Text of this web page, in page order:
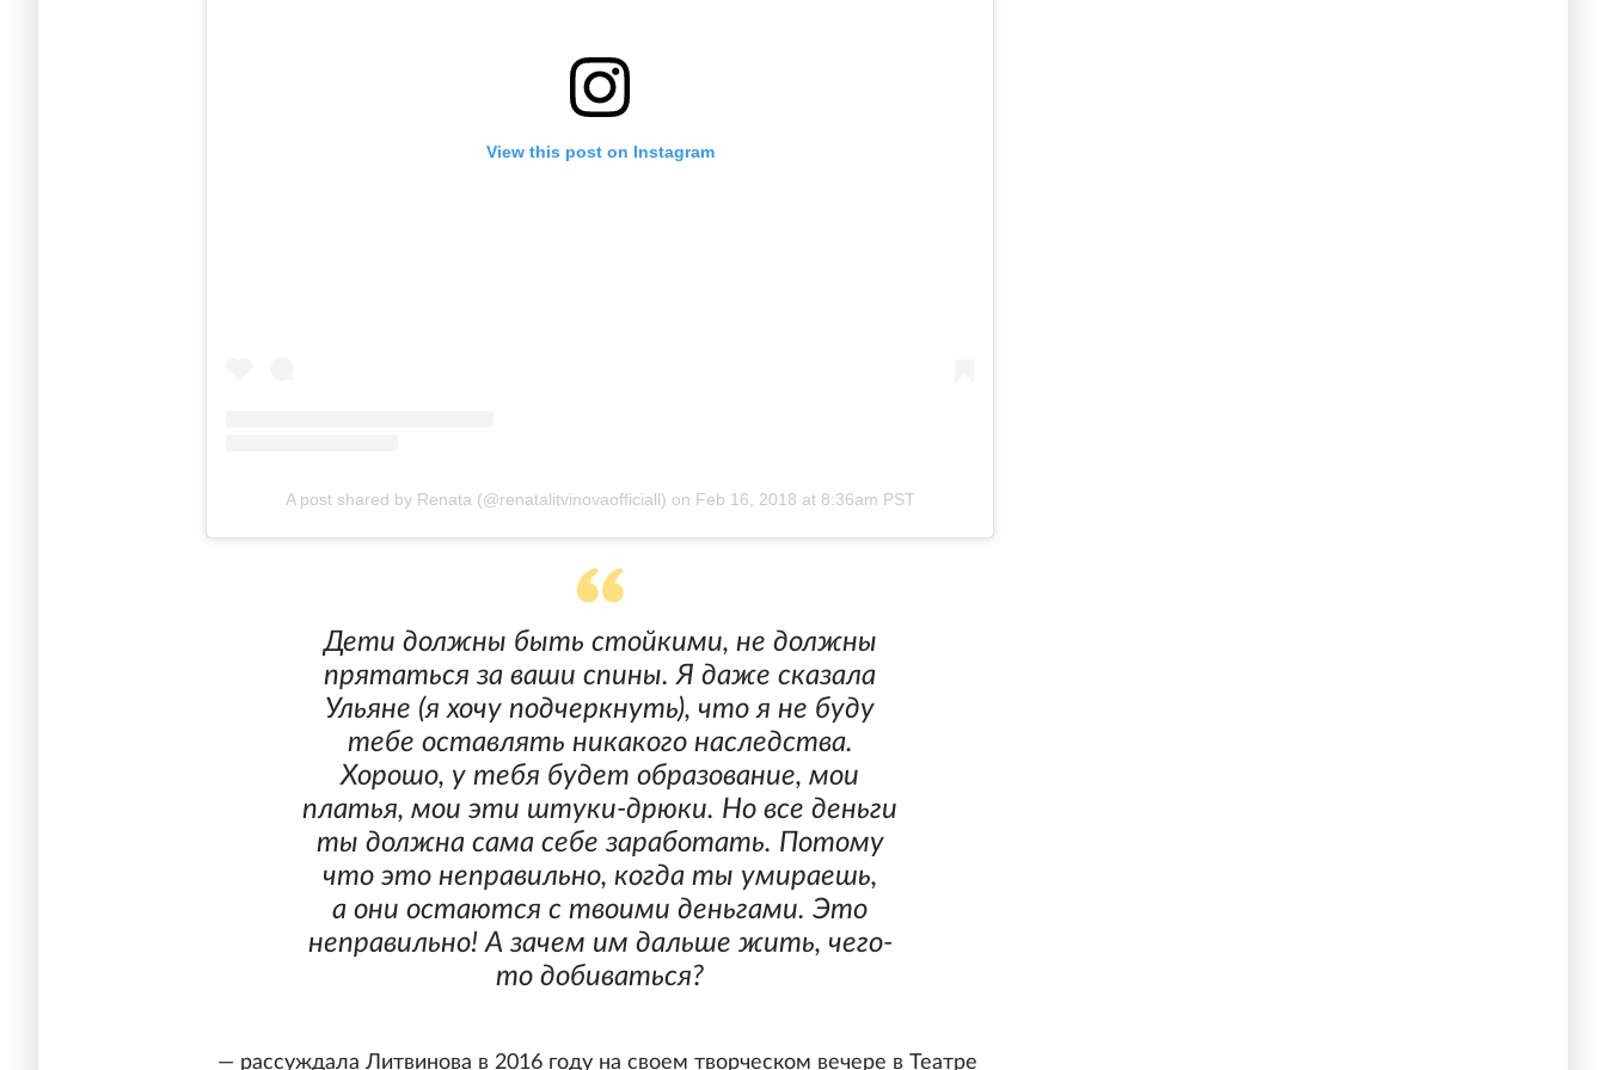
View this post on Instagram
A post shared by Renata (@renatalitvinovaofficiall) on Feb 16, 2018 at 8:36am PST
Дети должны быть стойкими, не должны
прятаться за ваши спины. Я даже сказала
Ульяне (я хочу подчеркнуть), что я не буду
тебе оставлять никакого наследства.
Хорошо, у тебя будет образование, мои
платья, мои эти штуки-дрюки. Но все деньги
ты должна сама себе заработать. Потому
что это неправильно, когда ты умираешь,
а они остаются с твоими деньгами. Это
неправильно! А зачем им дальше жить, чего-
то добиваться?
— рассуждала Литвинова в 2016 году на своем творческом вечере в Театре